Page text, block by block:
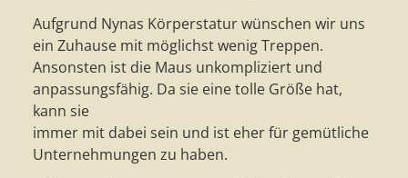
Aufgrund Nynas Körperstatur wünschen wir uns
ein Zuhause mit möglichst wenig Treppen.
Ansonsten ist die Maus unkompliziert und
anpassungsfähig. Da sie eine tolle Größe hat,
kann sie
immer mit dabei sein und ist eher für gemütliche
Unternehmungen zu haben.